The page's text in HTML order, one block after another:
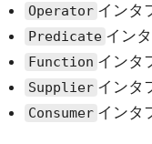
Operator インタ
Predicate イン
Function インタ
Supplier インタ
Consumer インタ